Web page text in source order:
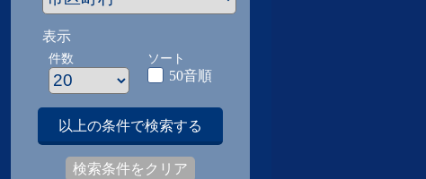
表示
件数 ソート
50音順
以上の条件で検索する
検索条件をクリア